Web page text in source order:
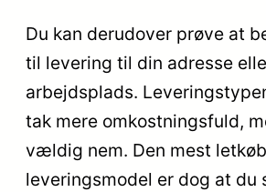
Du kan derudover prøve at
til levering til din adresse
arbejdsplads.
tak mere omkostningsfuld,
vældig nem. Den mest
leveringsmodel er dog at du